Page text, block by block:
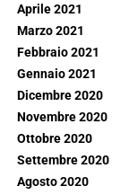
Aprile 2021
Marzo 2021
Febbraio 2021
Gennaio 2021
Dicembre 2020
Novembre 2020
Ottobre 2020
Settembre 2020
Agosto 2020